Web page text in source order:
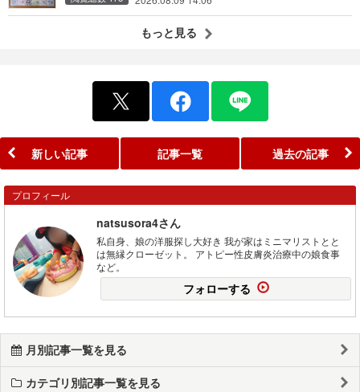
もっと見る
新しい記事 記事一覧 過去の記事
プロフィール
natsusora4さん
私自身、娘の洋服探し大好き 我が家はミニマリストとと
は無縁クローゼット。 アトピー性皮膚炎治療中の娘食事
など。
フォローする
月別記事一覧を見る
カテゴリ別記事一覧を見る